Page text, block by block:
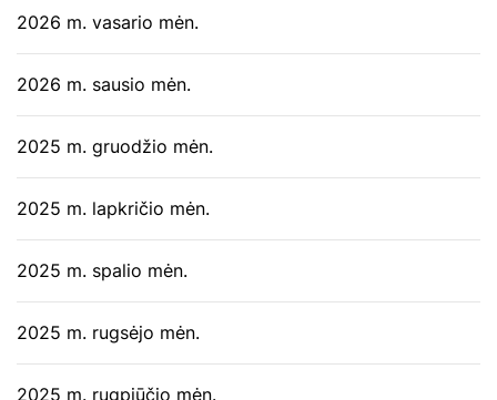
2026 m. vasario mėn.
2026 m. sausio mėn.
2025 m. gruodžio mėn.
2025 m. lapkričio mėn.
2025 m. spalio mėn.
2025 m. rugsėjo mėn.
2025 m. rugpjūčio mėn.